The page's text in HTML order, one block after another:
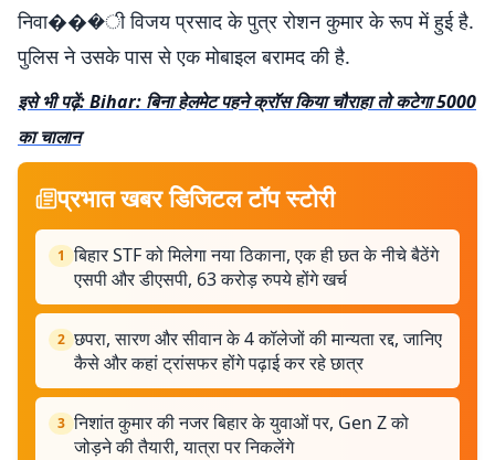
निवा���ी विजय प्रसाद के पुत्र रोशन कुमार के रूप में हुई है.
पुलिस ने उसके पास से एक मोबाइल बरामद की है.
इसे भी पढ़ें: Bihar: बिना हेलमेट पहने क्रॉस किया चौराहा तो कटेगा 5000
का चालान
प्रभात खबर डिजिटल टॉप स्टोरी
1 बिहार STF को मिलेगा नया ठिकाना, एक ही छत के नीचे बैठेंगे
एसपी और डीएसपी, 63 करोड़ रुपये होंगे खर्च
2 छपरा, सारण और सीवान के 4 कॉलेजों की मान्यता रद्द, जानिए
कैसे और कहां ट्रांसफर होंगे पढ़ाई कर रहे छात्र
3 निशांत कुमार की नजर बिहार के युवाओं पर, Gen Z को
जोड़ने की तैयारी, यात्रा पर निकलेंगे